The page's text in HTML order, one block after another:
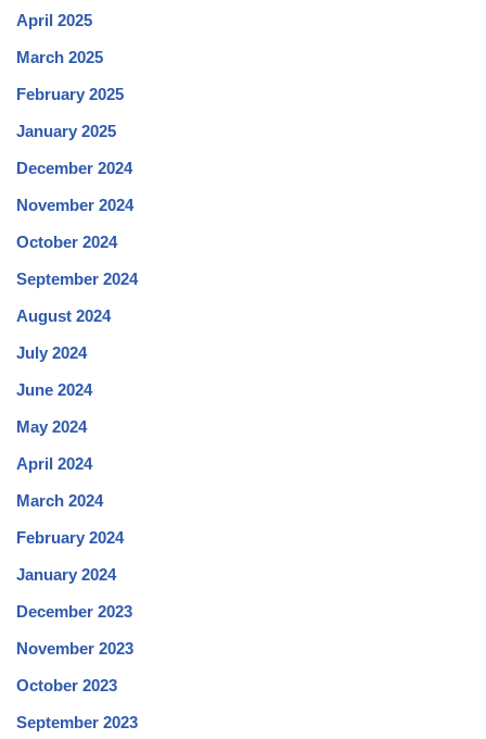
April 2025
March 2025
February 2025
January 2025
December 2024
November 2024
October 2024
September 2024
August 2024
July 2024
June 2024
May 2024
April 2024
March 2024
February 2024
January 2024
December 2023
November 2023
October 2023
September 2023